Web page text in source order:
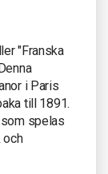
"Franska
i Paris
till 1891.
som spelas
och